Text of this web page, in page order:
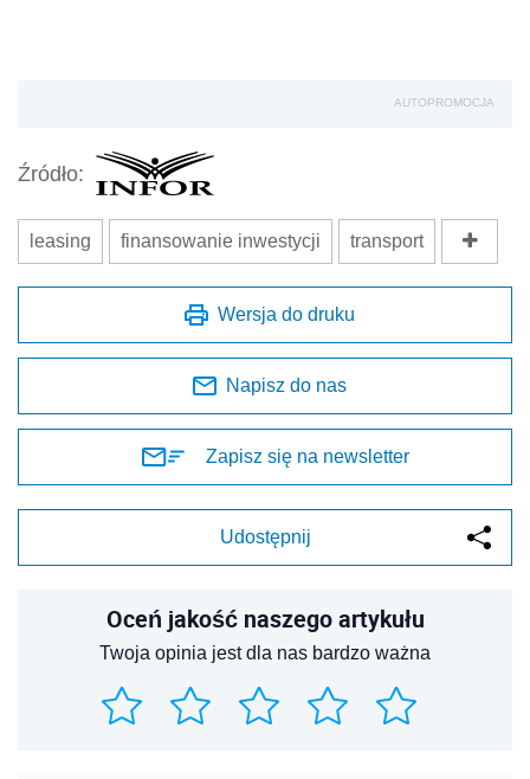
AUTOPROMOCJA
Źródło:
leasing finansowanie inwestycji transport
Wersja do druku
Napisz do nas
Zapisz się na newsletter
Udostępnij
Oceń jakość naszego artykułu
Twoja opinia jest dla nas bardzo ważna